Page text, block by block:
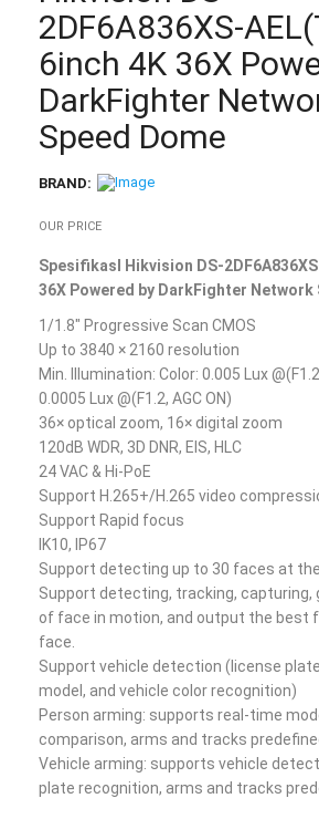
2DF6A836XS-
6inch 4K 36X
DarkFighter
Speed Dome
BRAND:
OUR PRICE
SpesifikasI Hikvision DS-
36X Powered by DarkFighter Network
1/1.8″ Progressive Scan CMOS
Up to 3840 × 2160 resolution
Min. Illumination: Color: 0.005 Lux
0.0005 Lux @(F1.2, AGC ON)
36× optical zoom, 16× digital zoom
120dB WDR, 3D DNR, EIS, HLC
24 VAC & Hi-PoE
Support H.265+/H.265 video
Support Rapid focus
IK10, IP67
Support detecting up to 30 faces at
Support detecting, tracking, capturing,
of face in motion, and output the best
face.
Support vehicle detection (license
model, and vehicle color recognition)
Person arming: supports real-time
comparison, arms and tracks
Vehicle arming: supports vehicle
plate recognition, arms and tracks